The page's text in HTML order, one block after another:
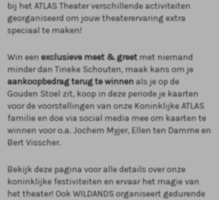
bij het ATLAS Theater verschillende activiteiten
georganiseerd om jouw theaterervaring extra
speciaal te maken!
Win een exclusieve meet & greet met niemand
minder dan Tineke Schouten, maak kans om je
aankoopbedrag terug te winnenals je op de
Gouden Stoel zit, koop in deze periode je kaarten
voor de voorstellingen van onze Koninklijke ATLAS
familie en doe via social media mee om kaarten te
winnen voor o.a. Jochem Myjer, Ellen ten Damme en
Bert Visscher.
Bekijk deze pagina voor alle details over onze
koninklijke festiviteiten en ervaar het magie van
het theater! Ook WILDANDS organiseert gedurende